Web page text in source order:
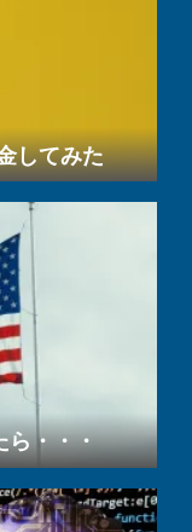
してみた
・・・